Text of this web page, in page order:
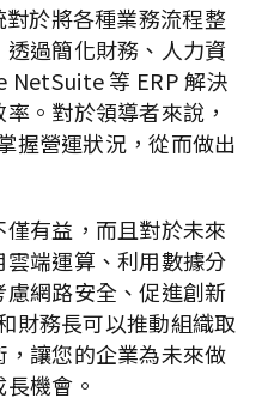
於將各種業務流程整
過簡化財務、人力資
NetSuite 等 ERP 解決
。對於領導者來說，
握營運狀況，從而做出
有益，而且對於未來
端運算、利用數據分
網路安全、促進創新
財務長可以推動組織取
讓您的企業為未來做
機會。